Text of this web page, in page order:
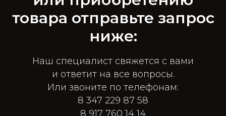
товара отправьте запрос
ниже:
Наш специалист свяжется с вами
и ответит на все вопросы.
Или звоните по телефонам:
8 347 229 87 58
8 917 760 14 14